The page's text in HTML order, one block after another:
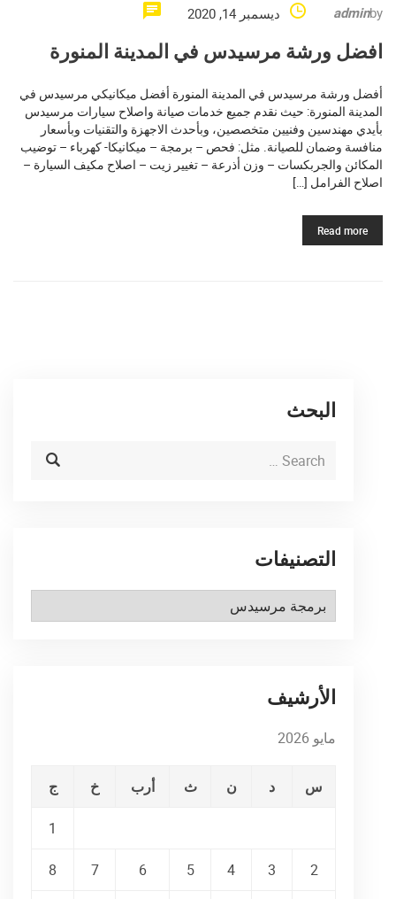
by
admin ديسمبر 14, 2020
افضل ورشة مرسيدس في المدينة المنورة
أفضل ورشة مرسيدس في المدينة المنورة أفضل ميكانيكي مرسيدس في
المدينة المنورة: حيث نقدم جميع خدمات صيانة واصلاح سيارات مرسيدس
بأيدي مهندسين وفنيين متخصصين، وبأحدث الاجهزة والتقنيات وبأسعار
منافسة وضمان للصيانة. مثل: فحص – برمجة – ميكانيكا- كهرباء – توضيب
المكائن والجربكسات – وزن أذرعة – تغيير زيت – اصلاح مكيف السيارة –
اصلاح الفرامل […]
Read more
البحث
التصنيفات
التصنيفات
الأرشيف
مايو 2026
س د ن ث أرب خ ج
1
2
3
4
5
6
7
8